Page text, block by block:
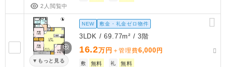
2人閲覧中
もっと見る
NEW 敷金・礼金ゼロ物件
3LDK / 69.77m² / 3階
16.2万円 ＋管理費6,000 円
敷 無料 礼 無料